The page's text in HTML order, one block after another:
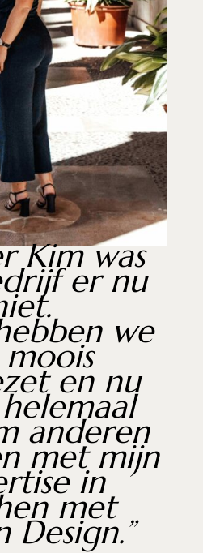
Kim was
er nu
we
en nu
anderen
met mijn
in
met
Design.”